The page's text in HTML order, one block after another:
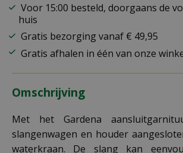
Voor 15:00 besteld, doorgaans de
huis
Gratis bezorging vanaf € 49,95
Gratis afhalen in één van onze
Omschrijving
Met het Gardena
slangenwagen en houder
waterkraan. De slang kan